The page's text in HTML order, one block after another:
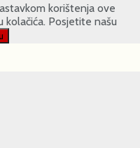
korištenja ove
Posjetite našu